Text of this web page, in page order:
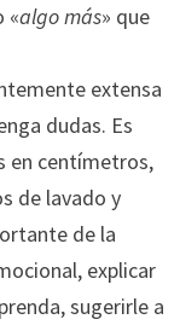
«algo más» que
extensa
dudas. Es
en centímetros,
de lavado y
de la
explicar
sugerirle a